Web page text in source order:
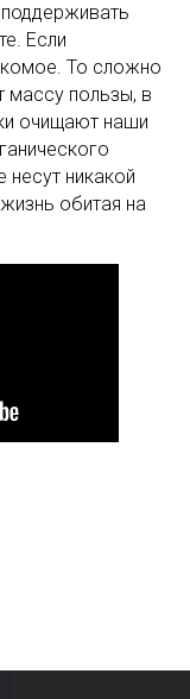
Если
То сложно
массу пользы, в
очищают наши
никакой
обитая на